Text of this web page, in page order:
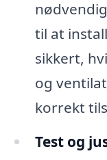
til at
sikkert,
og
korrekt
Test og